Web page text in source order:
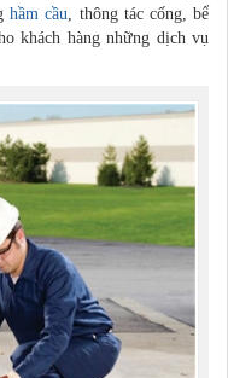
hầm cầu, thông tác cống, bể
khách hàng những dịch vụ